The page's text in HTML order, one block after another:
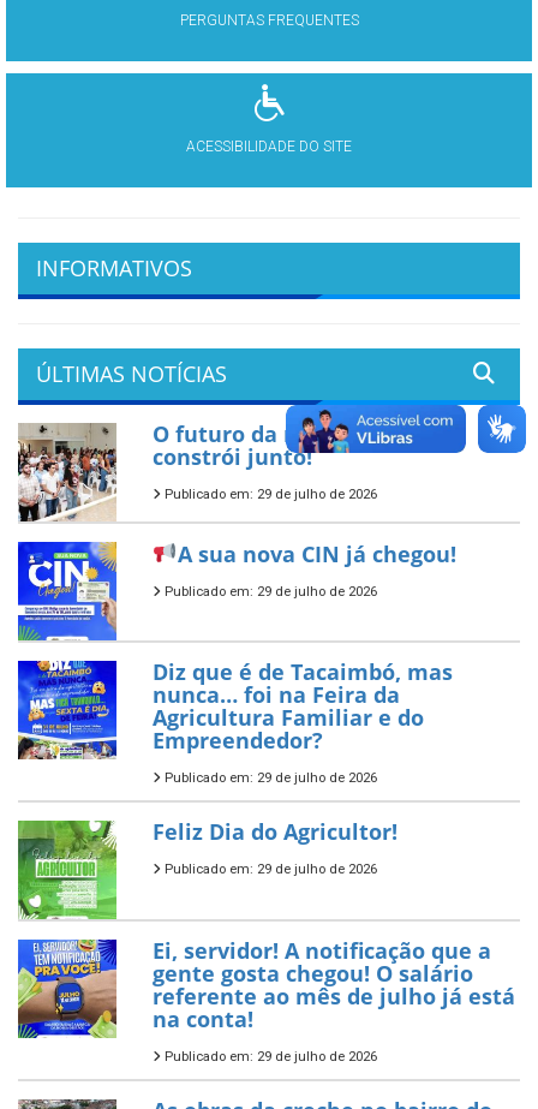
PERGUNTAS FREQUENTES
ACESSIBILIDADE DO SITE
INFORMATIVOS
ÚLTIMAS NOTÍCIAS
O futuro da nossa cidade se
constrói junto!
Publicado em: 29 de julho de 2026
A sua nova CIN já chegou!
Publicado em: 29 de julho de 2026
Diz que é de Tacaimbó, mas
nunca… foi na Feira da
Agricultura Familiar e do
Empreendedor?
Publicado em: 29 de julho de 2026
Feliz Dia do Agricultor!
Publicado em: 29 de julho de 2026
Ei, servidor! A notificação que a
gente gosta chegou! O salário
referente ao mês de julho já está
na conta!
Publicado em: 29 de julho de 2026